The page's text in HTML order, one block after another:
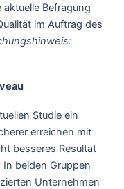
Befragung
im Auftrag des
Studie ein
erreichen mit
besseres Resultat
In beiden Gruppen
Unternehmen